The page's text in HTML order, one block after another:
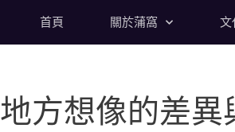
首頁 關於蒲窩 文
地方想像的差異